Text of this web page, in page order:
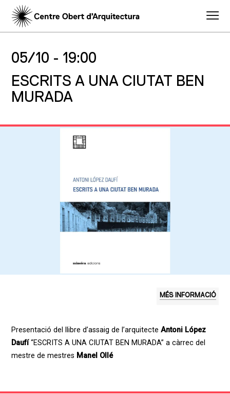
05/10 - 19:00
ESCRITS A UNA CIUTAT BEN
MURADA
MÉS INFORMACIÓ
Presentació del llibre d’assaig de l’arquitecte Antoni López
Daufí“ESCRITS A UNA CIUTAT BEN MURADA” a càrrec del
mestre de mestres Manel Ollé